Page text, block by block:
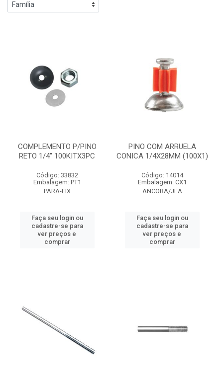
COMPLEMENTO P/PINO
RETO 1/4” 100KITX3PC
Código: 33832
Embalagem: PT1
PARA-FIX
Faça seu login ou
cadastre-se para
ver preços e
comprar
PINO COM ARRUELA
CONICA 1/4X28MM (100X1)
Código: 14014
Embalagem: CX1
ANCORA/JEA
Faça seu login ou
cadastre-se para
ver preços e
comprar